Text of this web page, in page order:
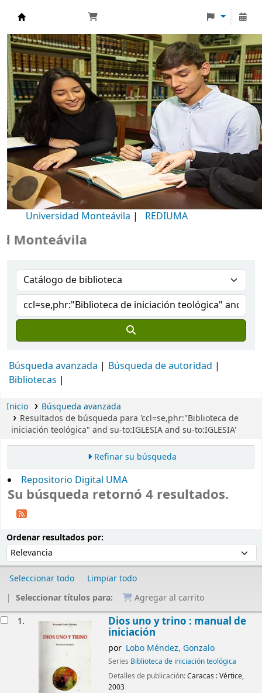
Biblioteca Universidad Monteávila
Universidad Monteávila | REDIUMA
Búsqueda avanzada
Búsqueda de autoridad
Bibliotecas
Inicio
Búsqueda avanzada
Resultados de búsqueda para 'ccl=se,phr:"Biblioteca de
iniciación teológica" and su-to:IGLESIA and su-to:IGLESIA'
Refinar su búsqueda
Repositorio Digital UMA
Su búsqueda retornó 4 resultados.
Ordenar resultados por:
Seleccionar todo
Limpiar todo
Seleccionar títulos para:
Agregar al carrito
1. Dios uno y trino : manual de
iniciación
por Lobo Méndez, Gonzalo
Series Biblioteca de iniciación teológica
Detalles de publicación:Caracas :Vértice,
2003